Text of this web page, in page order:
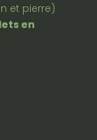
et pierre)
en